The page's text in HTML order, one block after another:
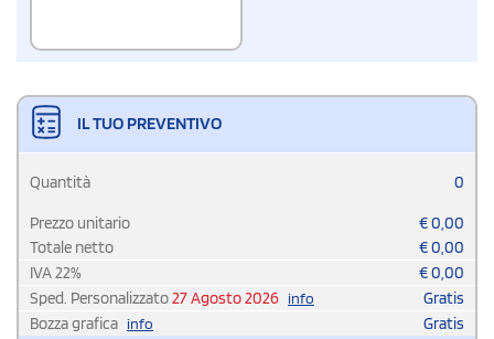
IL TUO PREVENTIVO
Quantità 0
Prezzo unitario €0,00
Totale netto
€0,00
IVA22% €0,00
Sped. Personalizzato27 Agosto 2026 info
Gratis
Bozza grafica info Gratis